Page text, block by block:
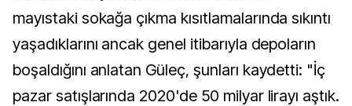
mayıstaki sokağa çıkma kısıtlamalarında sıkıntı
yaşadıklarını ancak genel itibarıyla depoların
boşaldığını anlatan Güleç, şunları kaydetti: "İç
pazar satışlarında 2020'de 50 milyar lirayı aştık.